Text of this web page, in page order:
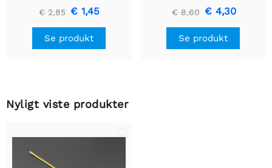
- Lille 12mm x 40mm
€ 2,85 € 1,45
Se produkt
premium ledningsstuds -
5 mm LED'er
€ 8,60 € 4,30
Se produkt
Nyligt viste produkter